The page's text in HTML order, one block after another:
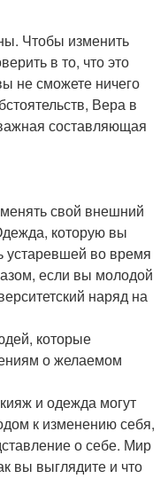
Чтобы изменить
в то, что это
не сможете ничего
Вера в
составляющая
свой внешний
которую вы
устаревшей во время
если вы молодой
наряд на
которые
о желаемом
и одежда могут
к изменению себя,
о себе. Мир
вы выглядите и что